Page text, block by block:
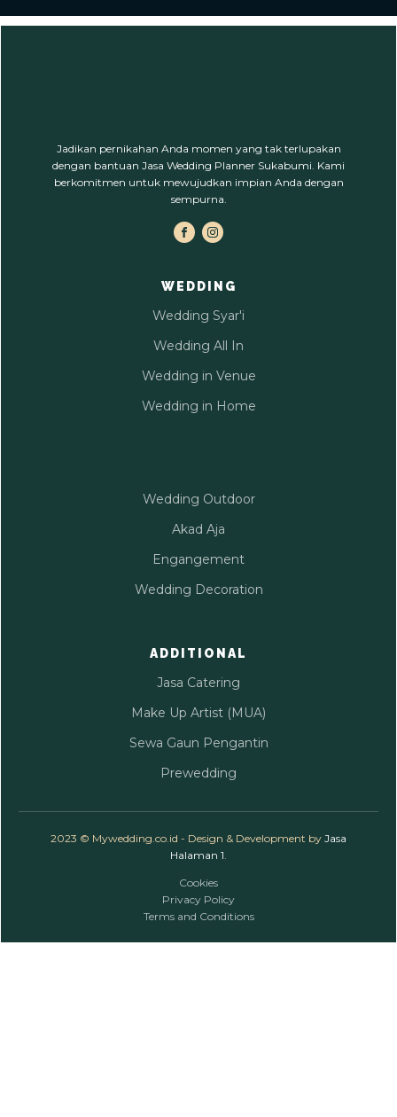
Jadikan pernikahan Anda momen yang tak terlupakan
dengan bantuan Jasa Wedding Planner Sukabumi. Kami
berkomitmen untuk mewujudkan impian Anda dengan
sempurna.
WEDDING
Wedding Syar'i
Wedding All In
Wedding in Venue
Wedding in Home
Wedding Outdoor
Akad Aja
Engangement
Wedding Decoration
ADDITIONAL
Jasa Catering
Make Up Artist (MUA)
Sewa Gaun Pengantin
Prewedding
2023 © Mywedding.co.id - Design & Development by Jasa
Halaman 1
Cookies
Privacy Policy
Terms and Conditions